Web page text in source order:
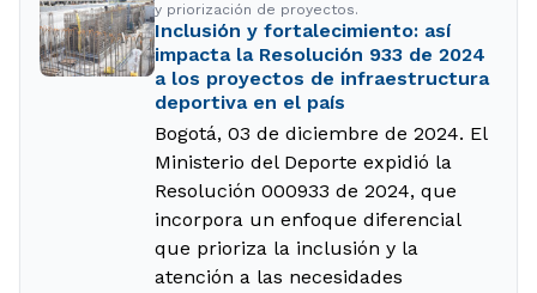
y priorización de proyectos.
Inclusión y fortalecimiento: así
impacta la Resolución 933 de 2024
a los proyectos de infraestructura
deportiva en el país
Bogotá, 03 de diciembre de 2024. El
Ministerio del Deporte expidió la
Resolución 000933 de 2024, que
incorpora un enfoque diferencial
que prioriza la inclusión y la
atención a las necesidades